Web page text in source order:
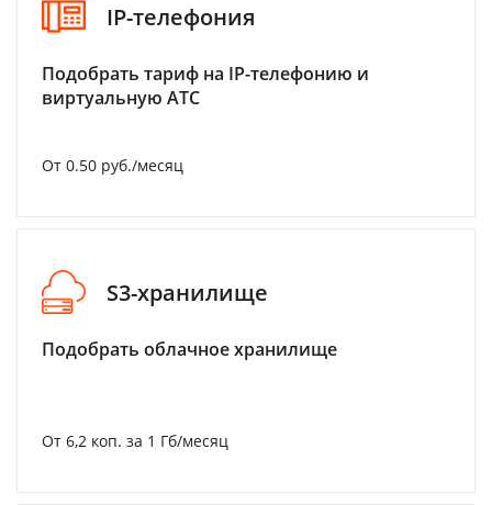
IP-телефония
Подобрать тариф на IP-телефонию и
виртуальную АТС
От 0.50 руб./месяц
S3-хранилище
Подобрать облачное хранилище
От 6,2 коп. за 1 Гб/месяц